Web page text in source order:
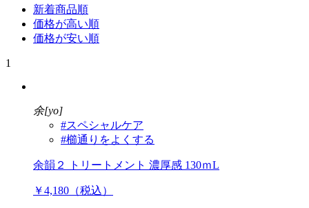
新着商品順
価格が高い順
価格が安い順
1
余[yo]
#スペシャルケア
#櫛通りをよくする
余韻２ トリートメント 濃厚感 130ｍL
￥4,180（税込）